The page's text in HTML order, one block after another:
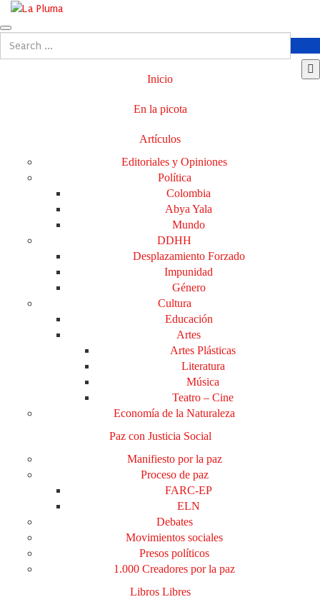
Inicio
En la picota
Artículos
Editoriales y Opiniones
Política
Colombia
Abya Yala
Mundo
DDHH
Desplazamiento Forzado
Impunidad
Género
Cultura
Educación
Artes
Artes Plásticas
Literatura
Música
Teatro – Cine
Economía de la Naturaleza
Paz con Justicia Social
Manifiesto por la paz
Proceso de paz
FARC-EP
ELN
Debates
Movimientos sociales
Presos políticos
1.000 Creadores por la paz
Libros Libres